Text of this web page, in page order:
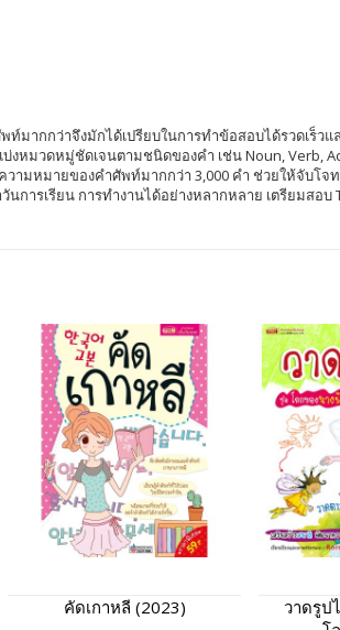
กกว่าจึงมักได้เปรียบในการทำข้อสอบได้รวดเร็ว
งหมวดหมู่ชัดเจนตามชนิดของคำ เช่น Noun, Verb,
มหมายของคำศัพท์มากกว่า 3,000 คำ ช่วยให้จับโจ
ารเรียน การทำงานได้อย่างหลากหลาย เตรียมสอบ
คัดเกาหลี (2023)
วาดรูป